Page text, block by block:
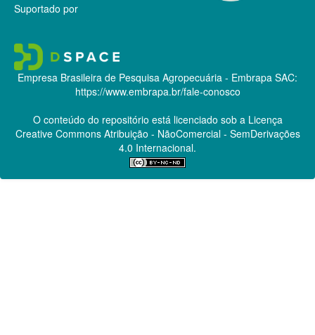
Suportado por
Empresa Brasileira de Pesquisa Agropecuária - Embrapa SAC:
https://www.embrapa.br/fale-conosco
O conteúdo do repositório está licenciado sob a Licença
Creative CommonsAtribuição - NãoComercial - SemDerivações
4.0 Internacional.